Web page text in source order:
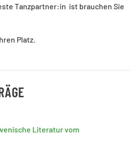
Tanzpartner:in ist brauchen Sie
Platz.
Literatur vom